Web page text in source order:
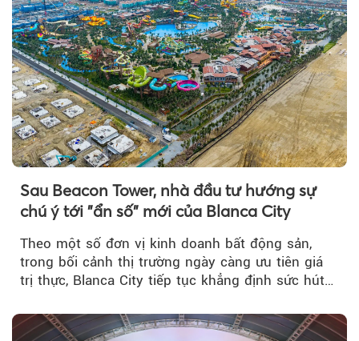
Sau Beacon Tower, nhà đầu tư hướng sự
chú ý tới "ẩn số" mới của Blanca City
Theo một số đơn vị kinh doanh bất động sản,
trong bối cảnh thị trường ngày càng ưu tiên giá
trị thực, Blanca City tiếp tục khẳng định sức hút